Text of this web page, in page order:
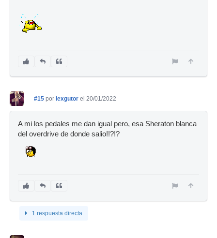
#15 por lexgutor el 20/01/2022
A mi los pedales me dan igual pero, esa Sheraton blanca
del overdrive de donde salio!!?!?
1 respuesta directa